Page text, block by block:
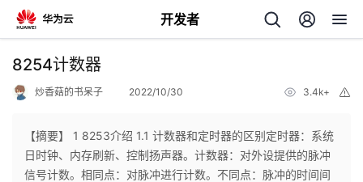
开发者
返
8254计数器
炒香菇的书呆子 2022/10/30 3.4k+
【摘要】 1 8253介绍 1.1 计数器和定时器的区别定时器：系统
日时钟、内存刷新、控制扬声器。计数器：对外设提供的脉冲
信号计数。相同点：对脉冲进行计数。不同点：脉冲的时间间